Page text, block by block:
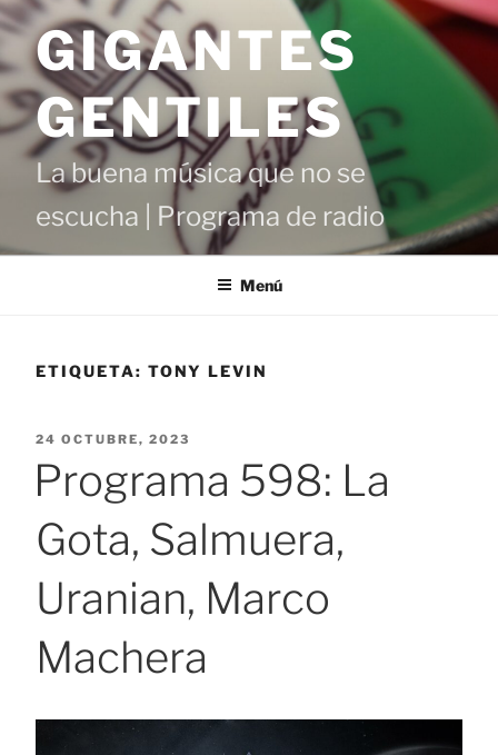
Saltar
contenido
GIGANTES
GENTILES
La buena música que no se
escucha | Programa de radio
Menú
ETIQUETA: TONY LEVIN
PUBLICADO
24 OCTUBRE, 2023
Programa 598: La
Gota, Salmuera,
Uranian, Marco
Machera